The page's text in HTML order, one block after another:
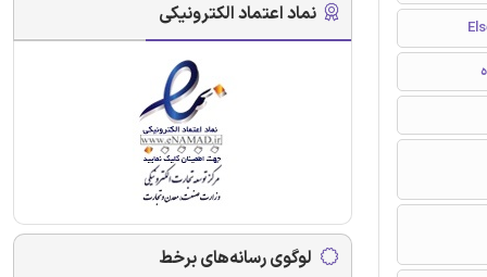
نماد اعتماد الکترونیکی
لوگوی رسانه‌های برخط